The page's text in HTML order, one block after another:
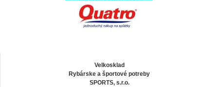
Velkosklad
Rybárske a športové potreby
SPORTS, s.r.o.